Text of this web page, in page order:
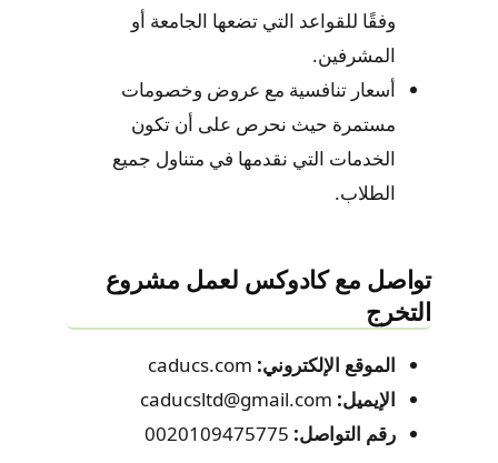
وفقًا للقواعد التي تضعها الجامعة أو
المشرفين.
أسعار تنافسية مع عروض وخصومات
مستمرة حيث نحرص على أن تكون
الخدمات التي نقدمها في متناول جميع
الطلاب.
تواصل مع كادوكس لعمل مشروع
التخرج
الموقع الإلكتروني:
الإيميل:
رقم التواصل: